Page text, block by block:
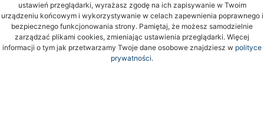
ustawień przeglądarki, wyrażasz zgodę na ich zapisywanie w Twoim
urządzeniu końcowym i wykorzystywanie w celach zapewnienia poprawnego i
bezpiecznego funkcjonowania strony. Pamiętaj, że możesz samodzielnie
zarządzać plikami cookies, zmieniając ustawienia przeglądarki. Więcej
informacji o tym jak przetwarzamy Twoje dane osobowe znajdziesz w polityce
prywatności.